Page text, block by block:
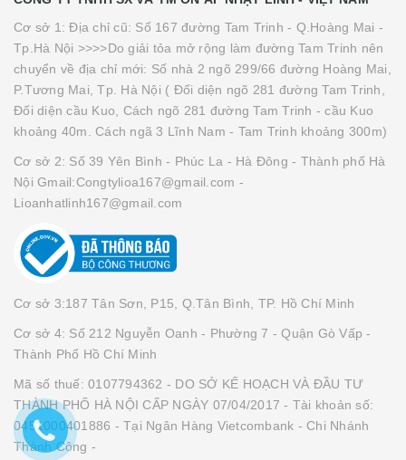
Cơ sở 1: Địa chỉ cũ: Số 167 đường Tam Trinh - Q.Hoàng Mai -
Tp.Hà Nội >>>>Do giải tỏa mở rộng làm đường Tam Trinh nên
chuyển về địa chỉ mới: Số nhà 2 ngõ 299/66 đường Hoàng Mai,
P.Tương Mai, Tp. Hà Nội ( Đối diện ngõ 281 đường Tam Trinh,
Đối diện cầu Kuo, Cách ngõ 281 đường Tam Trinh - cầu Kuo
khoảng 40m. Cách ngã 3 Lĩnh Nam - Tam Trinh khoảng 300m)
Cơ sở 2: Số 39 Yên Bình - Phúc La - Hà Đông - Thành phố Hà
Nội Gmail:Congtylioa167@gmail.com -
Lioanhatlinh167@gmail.com
Cơ sở 3:187 Tân Sơn, P15, Q.Tân Bình, TP. Hồ Chí Minh
Cơ sở 4: Số 212 Nguyễn Oanh - Phường 7 - Quận Gò Vấp -
Thành Phố Hồ Chí Minh
Mã số thuế: 0107794362 - DO SỞ KẾ HOẠCH VÀ ĐẦU TƯ
THÀNH PHỐ HÀ NỘI CẤP NGÀY 07/04/2017 - Tài khoản số:
0451000401886 - Tại Ngân Hàng Vietcombank - Chi Nhánh
Thành Công -